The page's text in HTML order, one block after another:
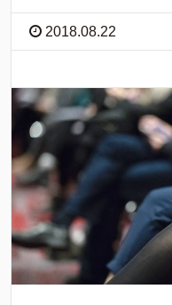
2018.08.22